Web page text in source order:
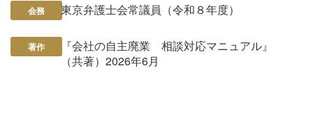
会務 東京弁護士会常議員（令和８年度）
著作
『会社の自主廃業 相談対応マニュアル』
（共著）2026年6月